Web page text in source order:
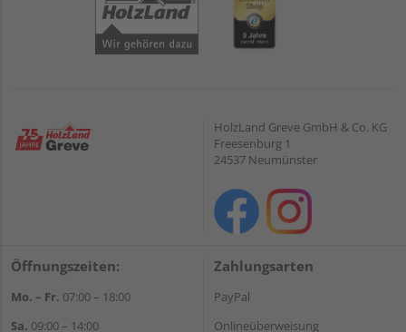
HolzLand Greve GmbH & Co. KG
Freesenburg 1
24537 Neumünster
Öffnungszeiten:
Mo. – Fr. 07:00 – 18:00
Sa. 09:00 – 14:00
Zahlungsarten
PayPal
Onlineüberweisung